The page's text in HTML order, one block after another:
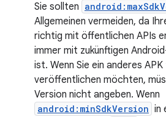
Sie sollten
Allgemeinen vermeiden, da
richtig mit öffentlichen APIs
immer mit zukünftigen
ist. Wenn Sie ein anderes
veröffentlichen möchten,
Version nicht angeben. Wenn
android:minSdkVersion in